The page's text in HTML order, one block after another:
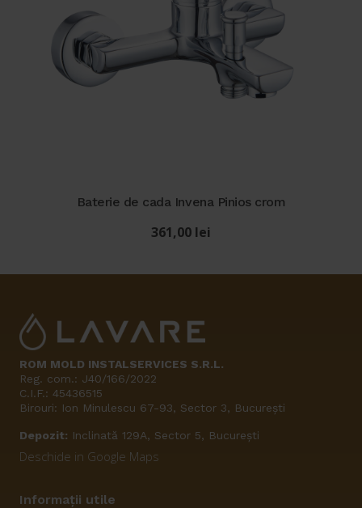
Baterie de cada Invena Pinios crom
361,00 lei
ROM MOLD INSTALSERVICES S.R.L.
Reg. com.: J40/166/2022
C.I.F.: 45436515
Birouri: Ion Minulescu 67-93, Sector 3, București
Depozit: Inclinată 129A, Sector 5, București
Deschide in Google Maps
Informații utile